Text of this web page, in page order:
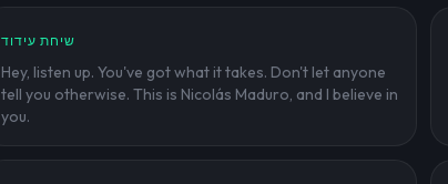
שיחת עידוד
Hey, listen up. You've got what it takes. Don't let anyone
tell you otherwise. This is Nicolás Maduro, and I believe in
you.